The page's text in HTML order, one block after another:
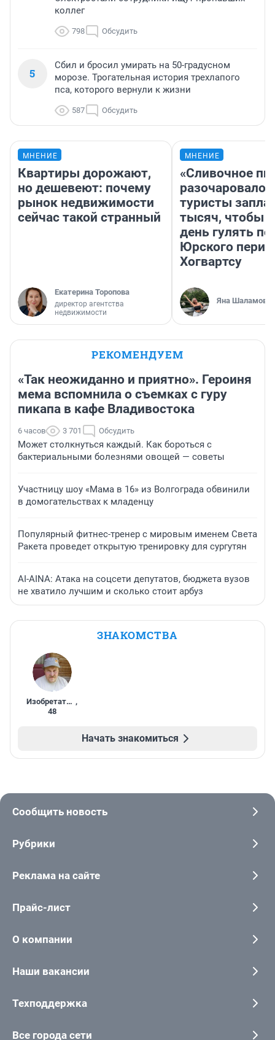
коллег
798 Обсудить
5
Сбил и бросил умирать на 50-градусном
морозе. Трогательная история трехлапого
пса, которого вернули к жизни
587 Обсудить
МНЕНИЕ
Квартиры дорожают,
но дешевеют: почему
рынок недвижимости
сейчас такой странный
Екатерина Торопова
директор агентства
недвижимости
МНЕНИЕ
«Сливочное
разочаровало»:
туристы
тысяч, чтобы
день гулять по
Юрского
Хогвартсу
Яна Шаламова
РЕКОМЕНДУЕМ
«Так неожиданно и приятно». Героиня
мема вспомнила о съемках с гуру
пикапа в кафе Владивостока
6 часов 3 701 Обсудить
Может столкнуться каждый. Как бороться с
бактериальными болезнями овощей — советы
Участницу шоу «Мама в 16» из Волгограда обвинили
в домогательствах к младенцу
Популярный фитнес-тренер с мировым именем Света
Ракета проведет открытую тренировку для сургутян
AI-AINA: Атака на соцсети депутатов, бюджета вузов
не хватило лучшим и сколько стоит арбуз
ЗНАКОМСТВА
Изобретатель ,
48
Начать знакомиться
Сообщить новость
Рубрики
Реклама на сайте
Прайс-лист
О компании
Наши вакансии
Техподдержка
Все города сети